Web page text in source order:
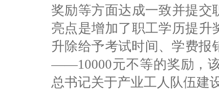
奖励等方面达成一致并提交
亮点是增加了职工学历提升
升除给予考试时间、学费报
——10000元不等的奖励，
总书记关于产业工人队伍建